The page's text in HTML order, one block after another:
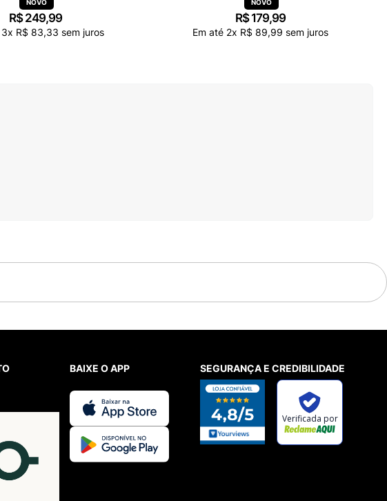
R$249,99
3x R$ 83,33 sem juros
R$179,99
Em até 2x R$ 89,99 sem juros
BAIXE O APP SEGURANÇA E CREDIBILIDADE